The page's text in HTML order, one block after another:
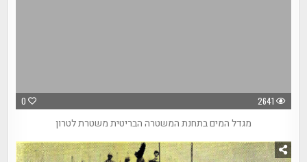
0 2641
מגדל המים בתחנת המשטרה הבריטית משטרת לטרון